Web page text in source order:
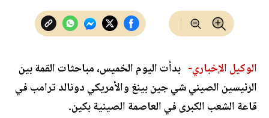
الوكيل الإخباري- بدأت اليوم الخميس، مباحثات القمة بين
الرئيسين الصيني شي جين بينغ والأمريكي دونالد ترامب في
قاعة الشعب الكبرى في العاصمة الصينية بكين.